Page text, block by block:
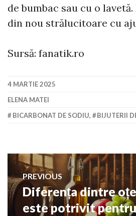
de bumbac sau cu o
din nou strălucitoare cu
Sursă: fanatik.ro
4 MARTIE 2025
ELENA MATEI
BICARBONAT DE SODIU, BIJUTERII
Navigare
în
PREVIOUS
Previous
post:
Diferența dintre
este potrivit